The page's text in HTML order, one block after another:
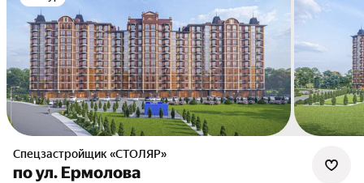
Спецзастройщик «СТОЛЯР»
по ул. Ермолова